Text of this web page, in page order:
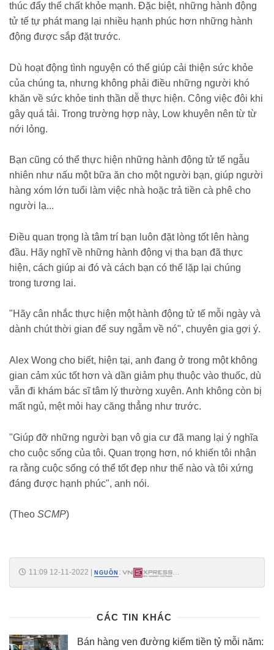
thúc đẩy thể chất khỏe mạnh. Đặc biệt, những hành động
tử tế tự phát mang lại nhiều hạnh phúc hơn những hành
động được sắp đặt trước.
Dù hoạt động tình nguyện có thể giúp cải thiện sức khỏe
của chúng ta, nhưng không phải điều những người khó
khăn về sức khỏe tinh thần dễ thực hiện. Công việc đôi khi
gây quá tải. Trong trường hợp này, Low khuyên nên từ từ
nới lỏng.
Bạn cũng có thể thực hiện những hành động tử tế ngẫu
nhiên như nấu một bữa ăn cho một người bạn, giúp người
hàng xóm lớn tuổi làm việc nhà hoặc trả tiền cà phê cho
người lạ...
Điều quan trọng là tâm trí bạn luôn đặt lòng tốt lên hàng
đầu. Hãy nghĩ về những hành động vị tha bạn đã thực
hiện, cách giúp ai đó và cách bạn có thể lặp lại chúng
trong tương lai.
"Hãy cân nhắc thực hiện một hành động tử tế mỗi ngày và
dành chút thời gian để suy ngẫm về nó", chuyên gia gợi ý.
Alex Wong cho biết, hiện tại, anh đang ở trong một không
gian cảm xúc tốt hơn và dần giảm phụ thuộc vào thuốc, dù
vẫn đi khám bác sĩ tâm lý thường xuyên. Anh không còn bị
mất ngủ, mệt mỏi hay căng thẳng như trước.
"Giúp đỡ những người bạn vô gia cư đã mang lại ý nghĩa
cho cuộc sống của tôi. Quan trọng hơn, nó khiến tôi nhận
ra rằng cuộc sống có thể tốt đẹp như thế nào và tôi xứng
đáng được hạnh phúc", anh nói.
(Theo SCMP)
11:09 12-11-2022 | NGUỒN :
CÁC TIN KHÁC
Bán hàng ven đường kiếm tiền tỷ mỗi năm: